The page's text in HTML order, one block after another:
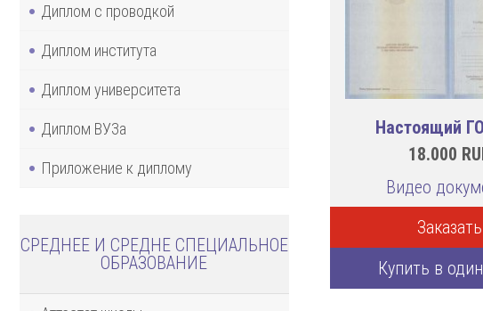
Диплом с проводкой
Диплом института
Диплом университета
Диплом ВУЗа
Приложение к диплому
СРЕДНЕЕ И СРЕДНЕ СПЕЦИАЛЬНОЕ
ОБРАЗОВАНИЕ
Настоящий
18.000
Видео
Заказать
Купить в